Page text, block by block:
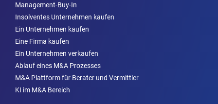
Management-Buy-In
Insolventes Unternehmen kaufen
Ein Unternehmen kaufen
Eine Firma kaufen
Ein Unternehmen verkaufen
Ablauf eines M&A Prozesses
M&A Plattform für Berater und Vermittler
KI im M&A Bereich